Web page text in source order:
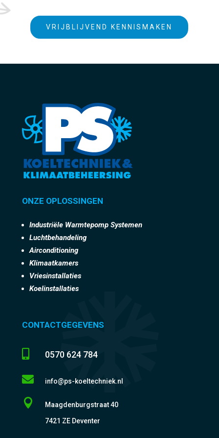
VRIJBLIJVEND KENNISMAKEN
ONZE OPLOSSINGEN
Industriële Warmtepomp Systemen
Luchtbehandeling
Airconditioning
Klimaatkamers
Vriesinstallaties
Koelinstallaties
CONTACTGEGEVENS
0570 624 784
 info@ps-koeltechniek.nl
 Maagdenburgstraat 40
7421 ZE Deventer